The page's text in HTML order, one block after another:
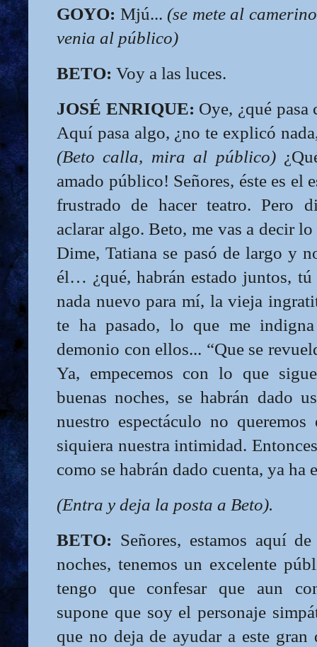
GOYO: Mjú... (se mete al
venia al público)
BETO: Voy a las luces.
JOSÉ ENRIQUE: Oye, ¿qué pasa
Aquí pasa algo, ¿no te explicó
(Beto calla, mira al público)
amado público! Señores, éste es el
frustrado de hacer teatro. Pero
aclarar algo. Beto, me vas a decir
Dime, Tatiana se pasó de largo y
él… ¿qué, habrán estado juntos, tú
nada nuevo para mí, la vieja
te ha pasado, lo que me
demonio con ellos... “Que se
Ya, empecemos con lo que
buenas noches, se habrán dado
nuestro espectáculo no queremos
siquiera nuestra intimidad.
como se habrán dado cuenta, ya ha
(Entra y deja la posta a Beto).
BETO: Señores, estamos aquí
noches, tenemos un excelente
tengo que confesar que aun
supone que soy el personaje
que no deja de ayudar a este